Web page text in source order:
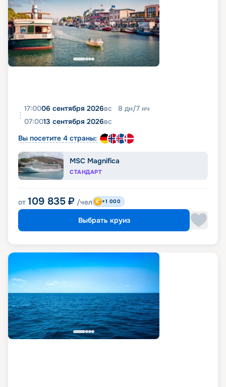
17:0006 сентября 2026вс 8 дн/7 нч
07:0013 сентября 2026вс
Вы посетите 4 страны:
MSC Magnifica
СТАНДАРТ
от 109 835 ₽ /чел +1 000
Выбрать круиз